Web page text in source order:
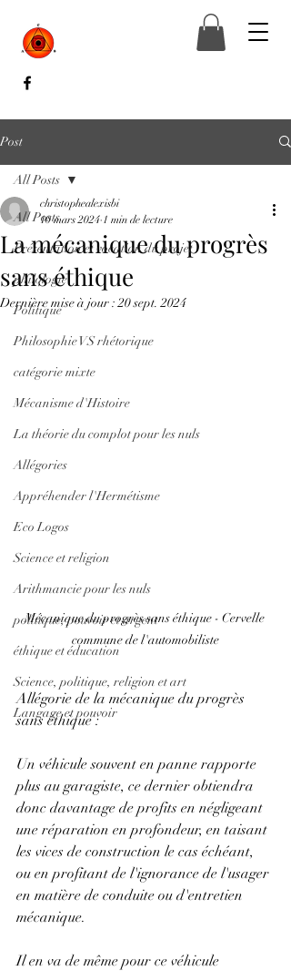
Post
All Posts
Présentation et vocation du projet
philologie
Politique
Philosophie VS rhétorique
catégorie mixte
Mécanisme d'Histoire
La théorie du complot pour les nuls
Allégories
Appréhender l'Hermétisme
Eco Logos
Science et religion
Arithmancie pour les nuls
politique, pouvoir et argent
éthique et éducation
Science, politique, religion et art
Langage et pouvoir
All Posts
La mécanique du progrès
sans éthique
christophealexisbi
10 mars 2024 1 min de lecture
Dernière mise à jour :20 sept. 2024
Mécanique du progrès sans éthique - Cervelle
commune de l'automobiliste
Allégorie de la mécanique du progrès
sans éthique :
Un véhicule souvent en panne rapporte
plus au garagiste, ce dernier obtiendra
donc davantage de profits en négligeant
une réparation en profondeur, en taisant
les vices de construction le cas échéant,
ou en profitant de l'ignorance de l'usager
en matière de conduite ou d'entretien
mécanique.
Il en va de même pour ce véhicule